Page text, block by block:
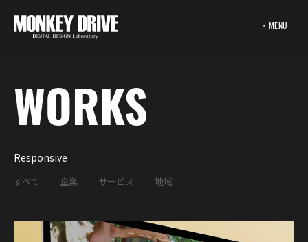
WORKS
すべて 企業 サービス 地域
Responsive